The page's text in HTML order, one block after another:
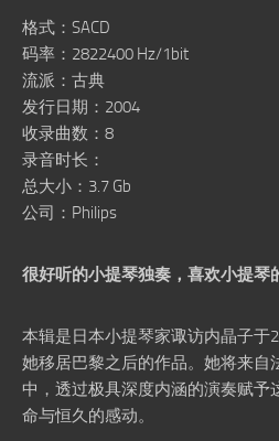
格式：SACD
码率：2822400 Hz/1bit
流派：古典
发行日期：2004
收录曲数：8
录音时长：
总大小：3.7 Gb
公司：Philips
很好听的小提琴独奏，喜欢小提琴
本辑是日本小提琴家诹访内晶子于
她移居巴黎之后的作品。她将来自
中，透过极具深度内涵的演奏赋予
命与恒久的感动。